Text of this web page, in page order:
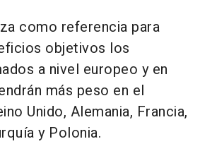
como referencia para
objetivos los
a nivel europeo y en
más peso en el
Unido, Alemania, Francia,
y Polonia.